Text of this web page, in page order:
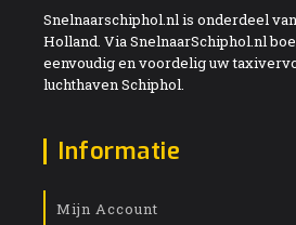
Snelnaarschiphol.nl is onderdeel
Holland. Via SnelnaarSchiphol.nl
eenvoudig en voordelig uw
luchthaven Schiphol.
Informatie
Mijn Account